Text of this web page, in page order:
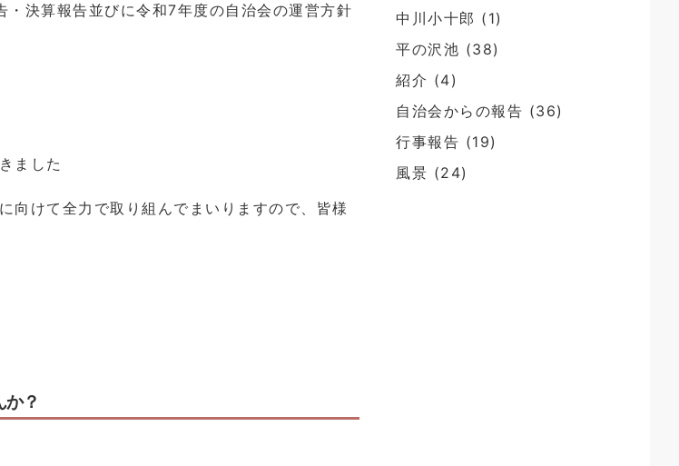
決算報告並びに令和7年度の自治会の運営方針
ました
けて全力で取り組んでまいりますので、皆様
か？
中川小十郎 (1)
平の沢池 (38)
紹介 (4)
自治会からの報告 (36)
行事報告 (19)
風景 (24)